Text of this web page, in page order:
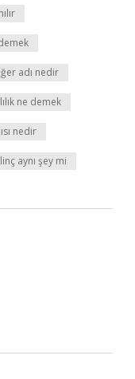
adı nedir
ne demek
nedir
aynı şey mi